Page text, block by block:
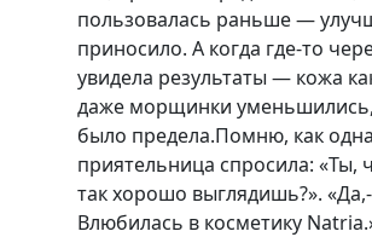
пользовалась раньше —
приносило. А когда где-то
увидела результаты — кожа
даже морщинки
было предела.Помню, как
приятельница спросила: «Ты,
так хорошо выглядишь?».
Влюбилась в косметику